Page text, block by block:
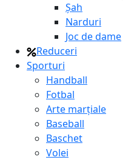
Şah
Narduri
Joc de dame
Reduceri
Sporturi
Handball
Fotbal
Arte marțiale
Baseball
Baschet
Volei